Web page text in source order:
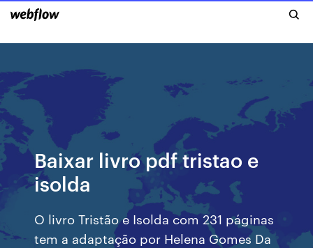
Baixar livro pdf tristao e
isolda
O livro Tristão e Isolda com 231 páginas
tem a adaptação por Helena Gomes Da